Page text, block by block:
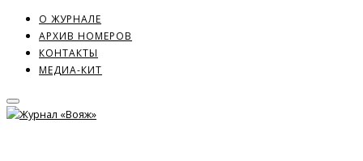
О ЖУРНАЛЕ
АРХИВ НОМЕРОВ
КОНТАКТЫ
МЕДИА-КИТ